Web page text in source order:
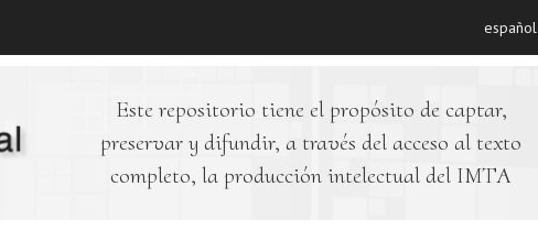
español
Este repositorio tiene el propósito de captar,
preservar y difundir, a través del acceso al texto
completo, la producción intelectual del IMTA